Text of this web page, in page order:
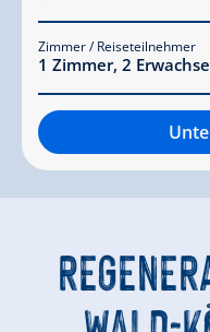
Zimmer / Reiseteilnehmer
1 Zimmer, 2